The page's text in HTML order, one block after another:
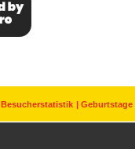
Besucherstatistik Geburtstage